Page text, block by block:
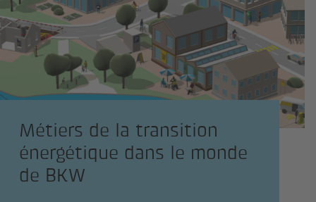
Métiers de la transition
énergétique dans le monde
de BKW